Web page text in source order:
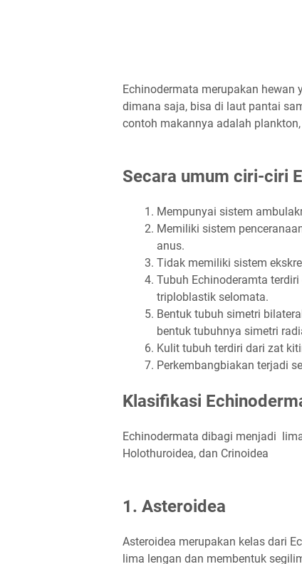
Echinodermata merupakan hewan
dimana saja, bisa di laut pantai
contoh makannya adalah
Secara umum ciri-ciri
Mempunyai sistem
Memiliki sistem
anus.
Tidak memiliki sistem
Tubuh Echinoderamta
triploblastik selomata.
Bentuk tubuh simetri
bentuk tubuhnya simetri
Kulit tubuh terdiri dari zat
Perkembangbiakan terjadi
Klasifikasi
Echinodermata dibagi menjadi
Holothuroidea, dan Crinoidea
1. Asteroidea
Asteroidea merupakan kelas dari
lima lengan dan membentuk